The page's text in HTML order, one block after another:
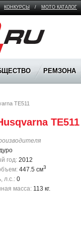
КОНКУРСЫ / МОТО КАТАЛОГ
РЕМЗОНА
TE511
TE511
год: 2012
447.5 см3
л.с.: 0
масса: 113 кг.